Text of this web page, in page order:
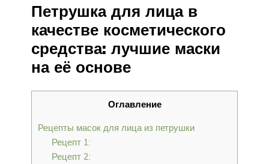
Петрушка для лица в
качестве косметического
средства: лучшие маски
на её основе
Оглавление
Рецепты масок для лица из петрушки
Рецепт 1:
Рецепт 2: